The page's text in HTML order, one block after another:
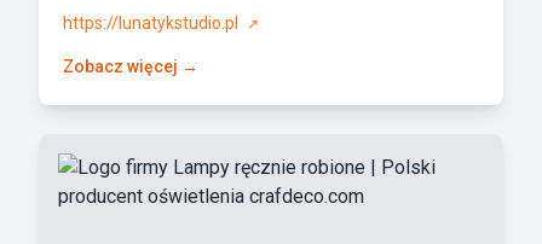
https://lunatykstudio.pl ↗
Zobacz więcej →